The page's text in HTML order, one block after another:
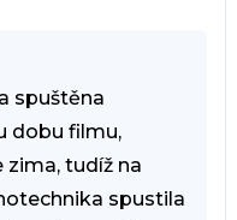
spuštěna
dobu filmu,
tudíž na
spustila